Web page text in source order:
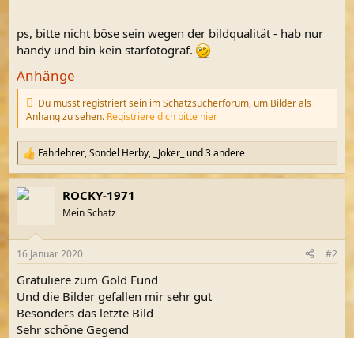
ps, bitte nicht böse sein wegen der bildqualität - hab nur
handy und bin kein starfotograf.
Anhänge
Du musst registriert sein im Schatzsucherforum, um Bilder als
Anhang zu sehen. Registriere dich bitte hier
R
e
a
k
e
:
Fahrlehrer,Sondel Herby, _Joker_ und 3 andere
ROCKY-1971
Mein Schatz
16 Januar 2020 #2
Gratuliere zum Gold Fund
Und die Bilder gefallen mir sehr gut
Besonders das letzte Bild
Sehr schöne Gegend